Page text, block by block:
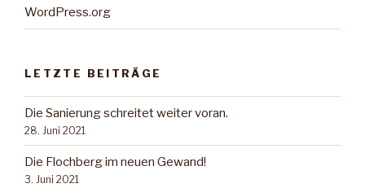
WordPress.org
LETZTE BEITRÄGE
Die Sanierung schreitet weiter voran.
28. Juni 2021
Die Flochberg im neuen Gewand!
3. Juni 2021